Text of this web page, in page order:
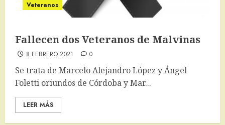
Veteranos
Fallecen dos Veteranos de Malvinas
8 FEBRERO 2021 0
Se trata de Marcelo Alejandro López y Ángel
Foletti oriundos de Córdoba y Mar...
LEER MÁS